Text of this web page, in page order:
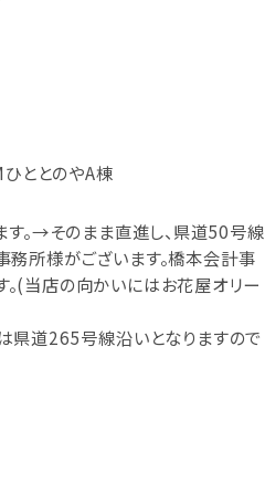
ととのやA棟
。→そのまま直進し、県道50号線
務所様がございます。橋本会計事
(当店の向かいにはお花屋オリー
県道265号線沿いとなりますので